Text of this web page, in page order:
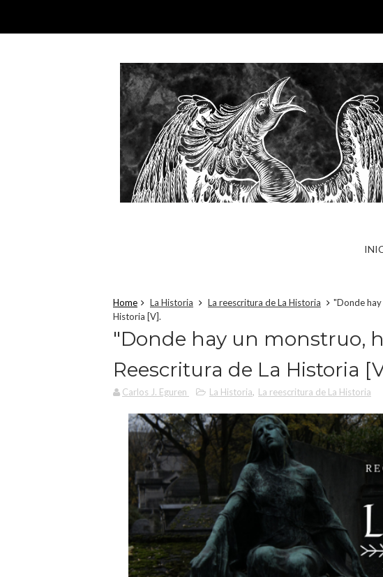
Home La Historia La reescritura de La Historia
"Donde hay
Historia [V].
"Donde hay un monstruo,
Reescritura de La Historia
Carlos J. Eguren La Historia, La reescritura de La Historia